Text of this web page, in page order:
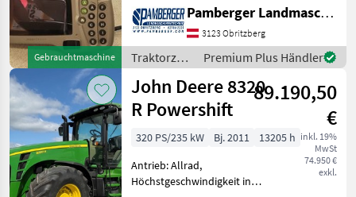
Gebrauchtmaschine
Starfire 3000 auf SF1
-)GreenStar 1800 Display
-)Lenkradmotor
Pamberger Landmaschinentechnik GmbH
3123 Obritzberg
Traktorzubehör
/ John
Deere
Premium Plus Händler
John Deere 8320
R Powershift
89.190,50
€
inkl. 19%
MwSt
74.950 €
exkl.
320 PS/235 kW Bj. 2011
13205 h
Antrieb: Allrad,
Höchstgeschwindigkeit in